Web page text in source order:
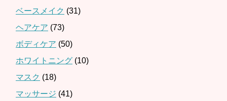
ベースメイク (31)
ヘアケア (73)
ボディケア (50)
ホワイトニング (10)
マスク (18)
マッサージ (41)